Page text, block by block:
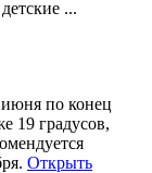
...
по конец
19 градусов,
Открыть